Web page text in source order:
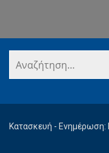
Κατασκευή -